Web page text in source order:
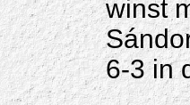
winst
6-3 in